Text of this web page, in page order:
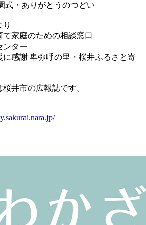
式・ありがとうのつどい
り
て家庭のための相談窓口
ンター
に感謝 卑弥呼の里・桜井ふるさと寄
井市の広報誌です。